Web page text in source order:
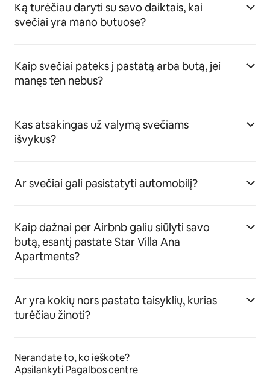
Ką turėčiau daryti su savo daiktais, kai
svečiai yra mano butuose?
Kaip svečiai pateks į pastatą arba butą, jei
manęs ten nebus?
Kas atsakingas už valymą svečiams
išvykus?
Ar svečiai gali pasistatyti automobilį?
Kaip dažnai per Airbnb galiu siūlyti savo
butą, esantį pastate Star Villa Ana
Apartments?
Ar yra kokių nors pastato taisyklių, kurias
turėčiau žinoti?
Nerandate to, ko ieškote?
Apsilankyti Pagalbos centre